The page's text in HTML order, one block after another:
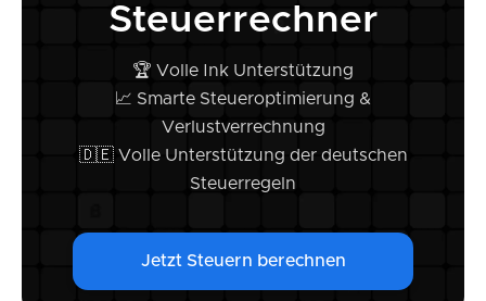
Steuerrechner
🏆 Volle Ink Unterstützung
📈 Smarte Steueroptimierung &
Verlustverrechnung
🇩🇪 Volle Unterstützung der deutschen
Steuerregeln
Jetzt Steuern berechnen